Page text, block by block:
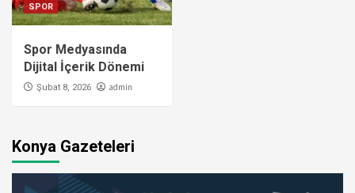
SPOR
Spor Medyasında
Dijital İçerik Dönemi
Şubat 8, 2026 admin
Konya Gazeteleri